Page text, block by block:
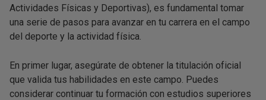
Actividades Físicas y Deportivas), es fundamental tomar
una serie de pasos para avanzar en tu carrera en el campo
del deporte y la actividad física.
En primer lugar, asegúrate de obtener la titulación oficial
que valida tus habilidades en este campo. Puedes
considerar continuar tu formación con estudios superiores